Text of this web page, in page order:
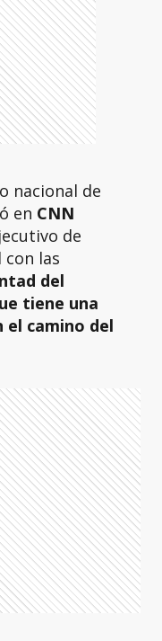
nacional de
en CNN
de
con las
del
tiene una
el camino del